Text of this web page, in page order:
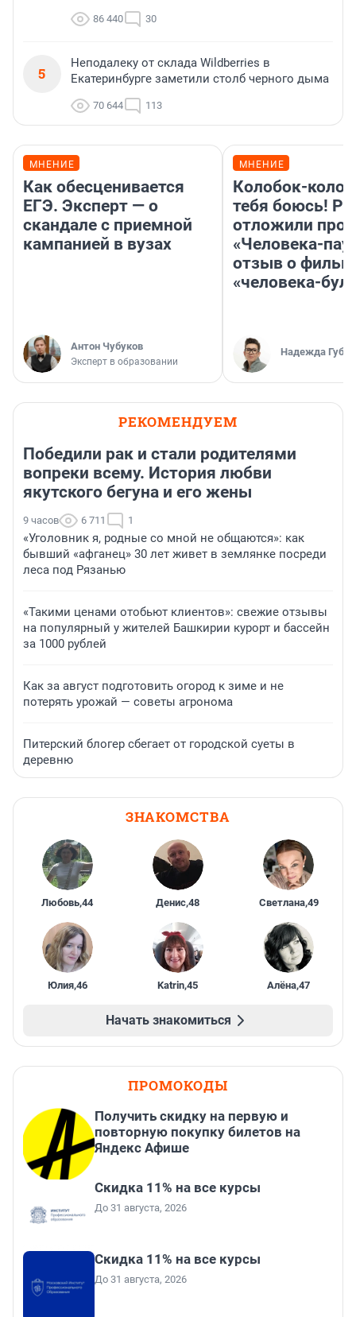
86 440 30
5
Неподалеку от склада Wildberries в
Екатеринбурге заметили столб черного дыма
70 644 113
МНЕНИЕ
Как обесценивается
ЕГЭ. Эксперт — о
скандале с приемной
кампанией в вузах
Антон Чубуков
Эксперт в образовании
МНЕНИЕ
Колобок-
тебя боюсь!
отложили
«Человека-
отзыв о
«человека-
Надежда
РЕКОМЕНДУЕМ
Победили рак и стали родителями
вопреки всему. История любви
якутского бегуна и его жены
9 часов 6 711 1
«Уголовник я, родные со мной не общаются»: как
бывший «афганец» 30 лет живет в землянке посреди
леса под Рязанью
«Такими ценами отобьют клиентов»: свежие отзывы
на популярный у жителей Башкирии курорт и бассейн
за 1000 рублей
Как за август подготовить огород к зиме и не
потерять урожай — советы агронома
Питерский блогер сбегает от городской суеты в
деревню
ЗНАКОМСТВА
Любовь,44 Денис,48 Светлана,49
Юлия,46 Katrin,45 Алёна,47
Начать знакомиться
ПРОМОКОДЫ
Получить скидку на первую и
повторную покупку билетов на
Яндекс Афише
Скидка 11% на все курсы
До 31 августа, 2026
Скидка 11% на все курсы
До 31 августа, 2026